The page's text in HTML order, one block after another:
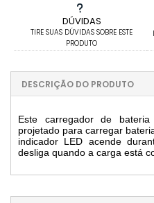
DÚVIDAS
TIRE SUAS DÚVIDAS SOBRE ESTE
PRODUTO
DESCRIÇÃO DO PRODUTO
Este carregador de
projetado para carregar
indicador LED acende
desliga quando a carga está